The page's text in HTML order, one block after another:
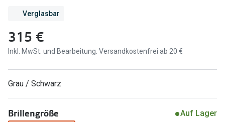
Miu Miu
alle Marken Oakley
Verglasbar
315 €
Inkl. MwSt. und Bearbeitung. Versandkostenfrei ab 20 €
Grau / Schwarz
Brillengröße Auf Lager